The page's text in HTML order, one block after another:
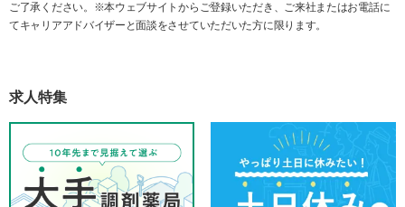
ご了承ください。※本ウェブサイトからご登録いただき、ご来社またはお電話に
てキャリアアドバイザーと面談をさせていただいた方に限ります。
求人特集